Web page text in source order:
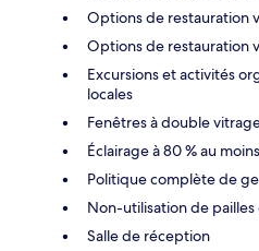
Options de restauration
Options de restauration
Excursions et activités
locales
Fenêtres à double
Éclairage à 80 % au
Politique complète de
Non-utilisation de
Salle de réception